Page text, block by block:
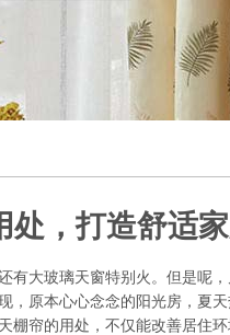
处，打造舒适
大玻璃天窗特别火。但是呢
原本心心念念的阳光房，夏
帘的用处，不仅能改善居住